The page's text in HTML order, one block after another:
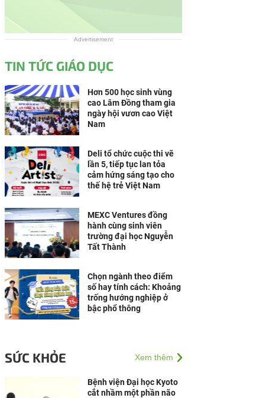
Advertisement
TIN TỨC GIÁO DỤC
Hơn 500 học sinh vùng
cao Lâm Đồng tham gia
ngày hội vươn cao Việt
Nam
Deli tổ chức cuộc thi vẽ
lần 5, tiếp tục lan tỏa
cảm hứng sáng tạo cho
thế hệ trẻ Việt Nam
MEXC Ventures đồng
hành cùng sinh viên
trường đại học Nguyễn
Tất Thành
Chọn ngành theo điểm
số hay tính cách: Khoảng
trống hướng nghiệp ở
bậc phổ thông
SỨC KHỎE Xem thêm
Bệnh viện Đại học Kyoto
cắt nhầm một phần não